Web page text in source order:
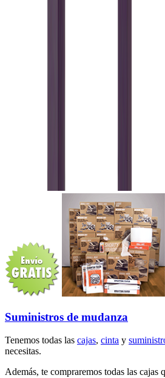
Suministros de mudanza
Tenemos todas las cajas, cinta y
necesitas.
Además, te compraremos todas las cajas